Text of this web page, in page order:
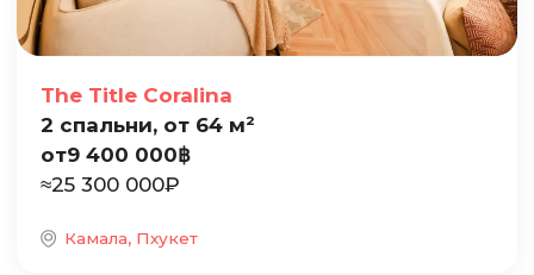
The Title Coralina
2 спальни, от 64 м²
от9 400 000฿
≈25 300 000₽
Камала, Пхукет